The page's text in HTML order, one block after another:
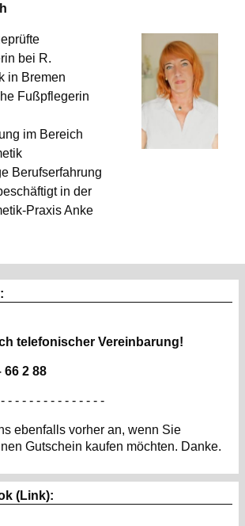
bei R.
in Bremen
Fußpflegerin
im Bereich
Berufserfahrung
in der
Praxis Anke
telefonischer Vereinbarung!
66 2 88
- - - - - - - - - - - - - -
ebenfalls vorher an, wenn Sie
Gutschein kaufen möchten. Danke.
(Link):